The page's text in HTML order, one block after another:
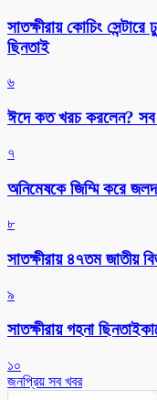
সাতক্ষীরায় কোচিং
ছিনতাই
৬
ঈদে কত খরচ করলেন? সব
৭
অনিমেষকে জিম্মি করে
৮
সাতক্ষীরায় ৪৭তম জাতীয়
৯
সাতক্ষীরায় গহনা
১০
জনপ্রিয় সব খবর